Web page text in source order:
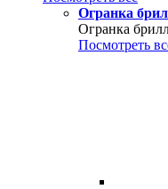
Огранка
Огранка
Посмотреть